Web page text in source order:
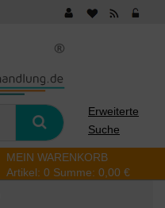
Erweiterte
Suche
MEIN WARENKORB
Artikel: 0 Summe: 0,00 €